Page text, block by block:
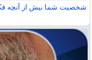
شخصیت شما بیش از آنچه